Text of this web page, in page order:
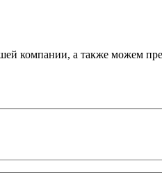
компании, а также можем